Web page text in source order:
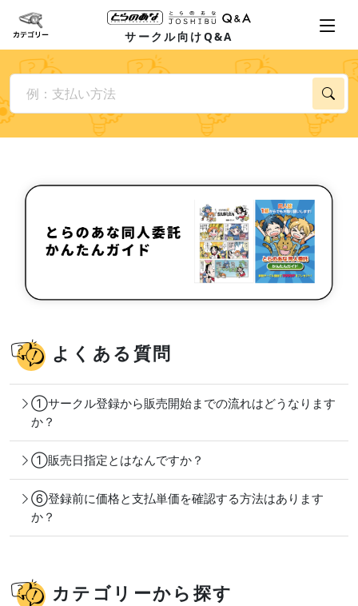
サークル向けQ&A
よくある質問
①サークル登録から販売開始までの流れはどうなります
か？
①販売日指定とはなんですか？
⑥登録前に価格と支払単価を確認する方法はあります
か？
カテゴリーから探す